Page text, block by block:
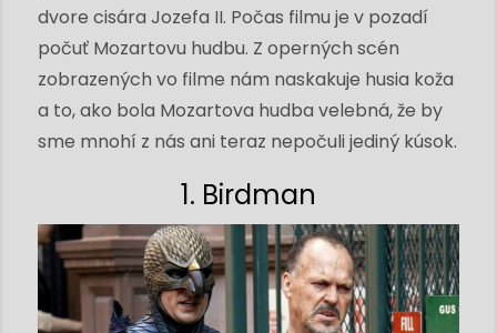
dvore cisára Jozefa II. Počas filmu je v pozadí
počuť Mozartovu hudbu. Z operných scén
zobrazených vo filme nám naskakuje husia koža
a to, ako bola Mozartova hudba velebná, že by
sme mnohí z nás ani teraz nepočuli jediný kúsok.
1. Birdman